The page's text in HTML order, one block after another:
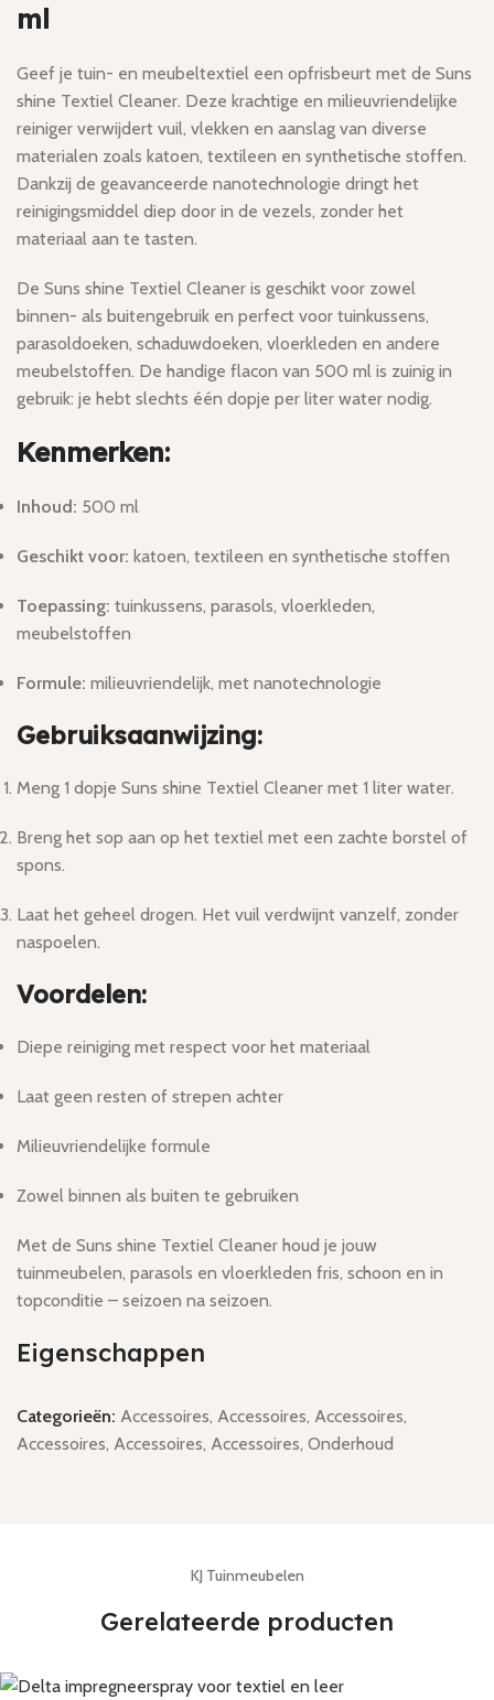
ml
Geef je tuin- en meubeltextiel een opfrisbeurt met de Suns
shine Textiel Cleaner. Deze krachtige en milieuvriendelijke
reiniger verwijdert vuil, vlekken en aanslag van diverse
materialen zoals katoen, textileen en synthetische stoffen.
Dankzij de geavanceerde nanotechnologie dringt het
reinigingsmiddel diep door in de vezels, zonder het
materiaal aan te tasten.
De Suns shine Textiel Cleaner is geschikt voor zowel
binnen- als buitengebruik en perfect voor tuinkussens,
parasoldoeken, schaduwdoeken, vloerkleden en andere
meubelstoffen. De handige flacon van 500 ml is zuinig in
gebruik: je hebt slechts één dopje per liter water nodig.
Kenmerken:
Inhoud: 500 ml
Geschikt voor: katoen, textileen en synthetische stoffen
Toepassing: tuinkussens, parasols, vloerkleden,
meubelstoffen
Formule: milieuvriendelijk, met nanotechnologie
Gebruiksaanwijzing:
Meng 1 dopje Suns shine Textiel Cleaner met 1 liter water.
Breng het sop aan op het textiel met een zachte borstel of
spons.
Laat het geheel drogen. Het vuil verdwijnt vanzelf, zonder
naspoelen.
Voordelen:
Diepe reiniging met respect voor het materiaal
Laat geen resten of strepen achter
Milieuvriendelijke formule
Zowel binnen als buiten te gebruiken
Met de Suns shine Textiel Cleaner houd je jouw
tuinmeubelen, parasols en vloerkleden fris, schoon en in
topconditie – seizoen na seizoen.
Eigenschappen
Categorieën: Accessoires, Accessoires, Accessoires,
Accessoires, Accessoires, Accessoires, Onderhoud
KJ Tuinmeubelen
Gerelateerde producten